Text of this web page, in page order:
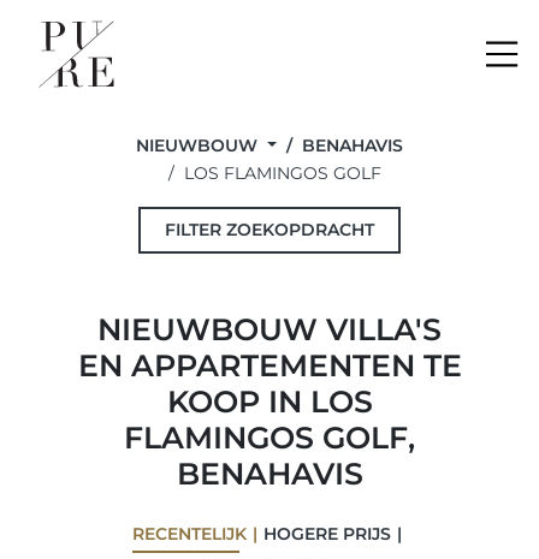
NIEUWBOUW
BENAHAVIS
LOS FLAMINGOS GOLF
FILTER ZOEKOPDRACHT
NIEUWBOUW VILLA'S
EN APPARTEMENTEN TE
KOOP IN LOS
FLAMINGOS GOLF,
BENAHAVIS
RECENTELIJK
HOGERE PRIJS